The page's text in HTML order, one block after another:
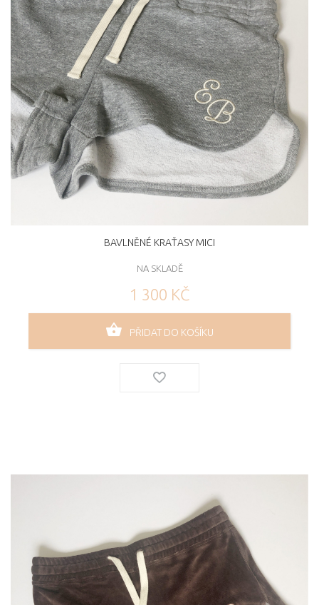
BAVLNĚNÉ KRAŤASY MICI
NA SKLADĚ
1 300 KČ
PŘIDAT DO KOŠÍKU